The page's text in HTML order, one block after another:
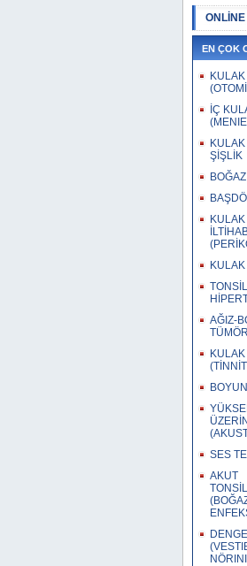
EN ÇOK
KULAK
İÇ
ŞİŞLİK
AĞIZ-
SES
AKUT